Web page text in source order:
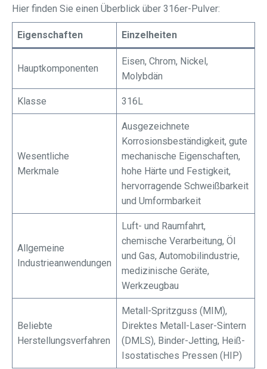
Hier finden Sie einen Überblick über 316er-Pulver:
Eigenschaften Einzelheiten
Hauptkomponenten
Eisen, Chrom, Nickel,
Molybdän
Klasse 316L
Wesentliche
Merkmale
Ausgezeichnete
Korrosionsbeständigkeit, gute
mechanische Eigenschaften,
hohe Härte und Festigkeit,
hervorragende Schweißbarkeit
und Umformbarkeit
Allgemeine
Industrieanwendungen
Luft- und Raumfahrt,
chemische Verarbeitung, Öl
und Gas, Automobilindustrie,
medizinische Geräte,
Werkzeugbau
Beliebte
Herstellungsverfahren
Metall-Spritzguss (MIM),
Direktes Metall-Laser-Sintern
(DMLS), Binder-Jetting, Heiß-
Isostatisches Pressen (HIP)